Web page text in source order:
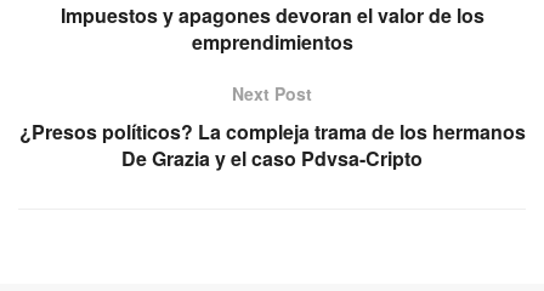
Impuestos y apagones devoran el valor de los
emprendimientos
Next Post
¿Presos políticos? La compleja trama de los hermanos
De Grazia y el caso Pdvsa-Cripto